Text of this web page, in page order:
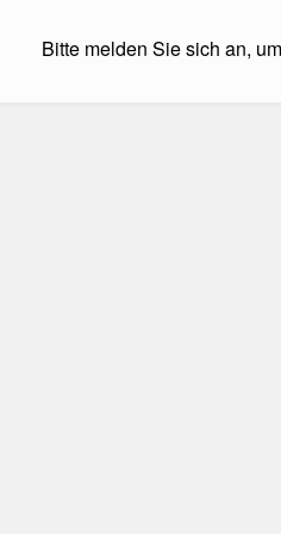
Bitte melden Sie sich an,